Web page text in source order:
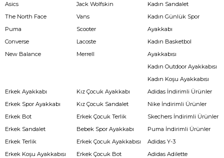
Asics
The North Face
Puma
Converse
New Balance
Jack Wolfskin
Vans
Scooter
Lacoste
Merrell
Kadın Sandalet
Kadın Günlük Spor
Ayakkabı
Kadın Basketbol
Ayakkabısı
Kadın Outdoor Ayakkabısı
Kadın Koşu Ayakkabısı
Erkek Ayakkabı
Erkek Spor Ayakkabı
Erkek Bot
Erkek Sandalet
Erkek Terlik
Erkek Koşu Ayakkabısı
Kız Çocuk Ayakkabı
Kız Çocuk Sandalet
Erkek Çocuk Terlik
Bebek Spor Ayakkabı
Erkek Çocuk Ayakkabısı
Erkek Çocuk Bot
Adidas İndirimli Ürünler
Nike İndirimli Ürünler
Skechers İndirimli Ürünler
Puma İndirimli Ürünler
Adidas Y-3
Adidas Adilette